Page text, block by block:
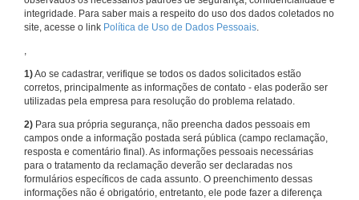
integridade. Para saber mais a respeito do uso dos dados coletados no
site, acesse o link Política de Uso de Dados Pessoais.
,
1)Ao se cadastrar, verifique se todos os dados solicitados estão
corretos, principalmente as informações de contato - elas poderão ser
utilizadas pela empresa para resolução do problema relatado.
2) Para sua própria segurança, não preencha dados pessoais em
campos onde a informação postada será pública (campo reclamação,
resposta e comentário final). As informações pessoais necessárias
para o tratamento da reclamação deverão ser declaradas nos
formulários específicos de cada assunto. O preenchimento dessas
informações não é obrigatório, entretanto, ele pode fazer a diferença